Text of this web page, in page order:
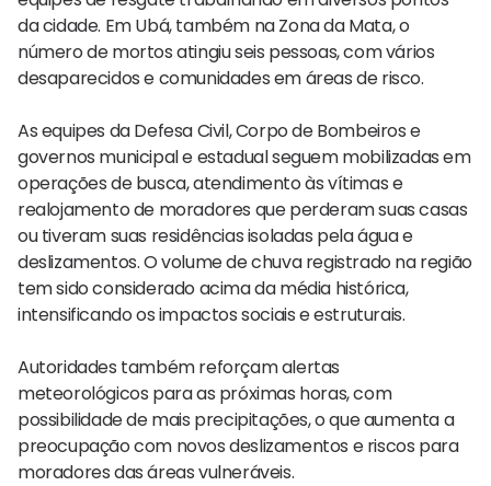
da cidade. Em Ubá, também na Zona da Mata, o
número de mortos atingiu seis pessoas, com vários
desaparecidos e comunidades em áreas de risco.
As equipes da Defesa Civil, Corpo de Bombeiros e
governos municipal e estadual seguem mobilizadas em
operações de busca, atendimento às vítimas e
realojamento de moradores que perderam suas casas
ou tiveram suas residências isoladas pela água e
deslizamentos. O volume de chuva registrado na região
tem sido considerado acima da média histórica,
intensificando os impactos sociais e estruturais.
Autoridades também reforçam alertas
meteorológicos para as próximas horas, com
possibilidade de mais precipitações, o que aumenta a
preocupação com novos deslizamentos e riscos para
moradores das áreas vulneráveis.